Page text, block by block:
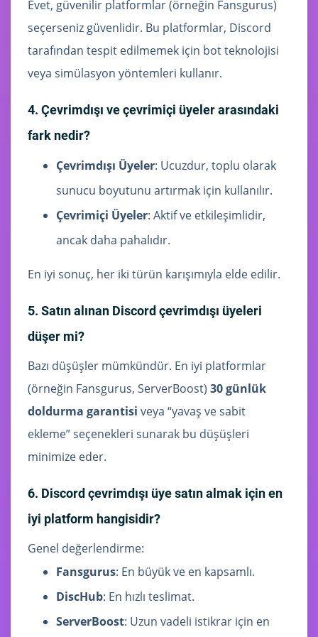
Evet, güvenilir platformlar (örneğin Fansgurus)
seçerseniz güvenlidir. Bu platformlar, Discord
tarafından tespit edilmemek için bot teknolojisi
veya simülasyon yöntemleri kullanır.
4. Çevrimdışı ve çevrimiçi üyeler arasındaki
fark nedir?
Çevrimdışı Üyeler: Ucuzdur, toplu olarak
sunucu boyutunu artırmak için kullanılır.
Çevrimiçi Üyeler: Aktif ve etkileşimlidir,
ancak daha pahalıdır.
En iyi sonuç, her iki türün karışımıyla elde edilir.
5. Satın alınan Discord çevrimdışı üyeleri
düşer mi?
Bazı düşüşler mümkündür. En iyi platformlar
(örneğin Fansgurus, ServerBoost) 30 günlük
doldurma garantisi veya “yavaş ve sabit
ekleme” seçenekleri sunarak bu düşüşleri
minimize eder.
6. Discord çevrimdışı üye satın almak için en
iyi platform hangisidir?
Genel değerlendirme:
Fansgurus: En büyük ve en kapsamlı.
DiscHub: En hızlı teslimat.
ServerBoost: Uzun vadeli istikrar için en